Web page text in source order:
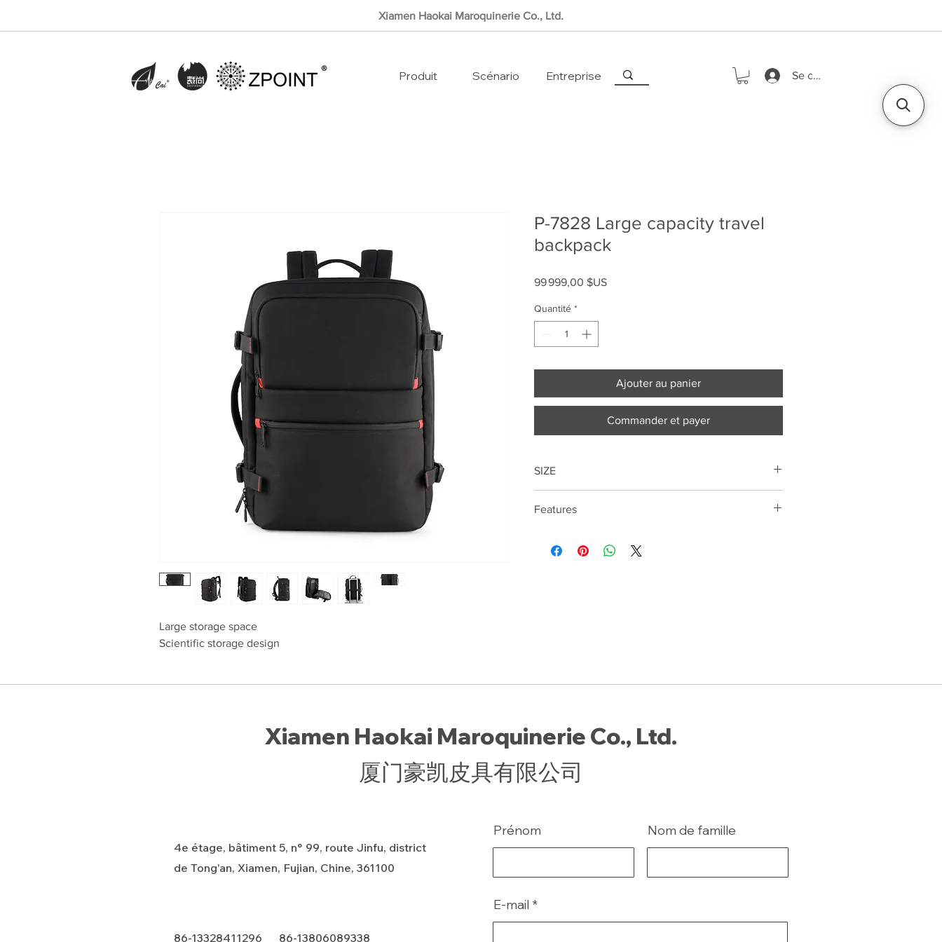
Xiamen Haokai Maroquinerie Co., Ltd.
Produit Scénario Entreprise Se connecter
Large storage space
Scientific storage design
P-7828 Large capacity travel
backpack
99 999,00 $USPrix
Quantité *
Ajouter au panier
Commander et payer
SIZE
Features
Xiamen Haokai Maroquinerie Co., Ltd.
厦门豪凯皮具有限公司
4e étage, bâtiment 5, n° 99, route Jinfu, district
de Tong'an, Xiamen, Fujian, Chine, 361100
86-13328411296 86-13806089338
Prénom Nom de famille
E-mail